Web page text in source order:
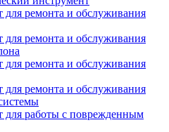
для ремонта и обслуживания
для ремонта и обслуживания
для ремонта и обслуживания
для ремонта и обслуживания
для работы с поврежденным